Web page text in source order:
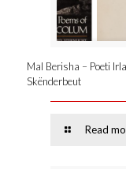
Mal Berisha – Poeti
Skënderbeut
Read